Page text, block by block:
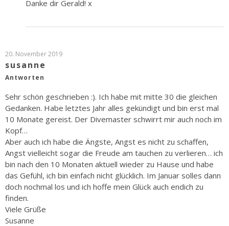
Danke dir Gerald! x
20. November 2019
susanne
Antworten
Sehr schön geschrieben :). Ich habe mit mitte 30 die gleichen
Gedanken. Habe letztes Jahr alles gekündigt und bin erst mal
10 Monate gereist. Der Divemaster schwirrt mir auch noch im
Kopf…
Aber auch ich habe die Ängste, Angst es nicht zu schaffen,
Angst vielleicht sogar die Freude am tauchen zu verlieren… ich
bin nach den 10 Monaten aktuell wieder zu Hause und habe
das Gefühl, ich bin einfach nicht glücklich. Im Januar solles dann
doch nochmal los und ich hoffe mein Glück auch endich zu
finden.
Viele Grüße
Susanne